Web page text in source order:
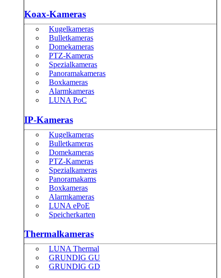
Koax-Kameras
Kugelkameras
Bulletkameras
Domekameras
PTZ-Kameras
Spezialkameras
Panoramakameras
Boxkameras
Alarmkameras
LUNA PoC
IP-Kameras
Kugelkameras
Bulletkameras
Domekameras
PTZ-Kameras
Spezialkameras
Panoramakams
Boxkameras
Alarmkameras
LUNA ePoE
Speicherkarten
Thermalkameras
LUNA Thermal
GRUNDIG GU
GRUNDIG GD